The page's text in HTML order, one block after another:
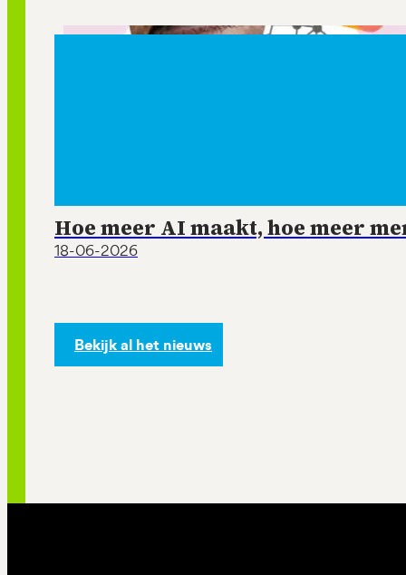
Hoe meer AI maakt, hoe meer
18-06-2026
Bekijk al het nieuws